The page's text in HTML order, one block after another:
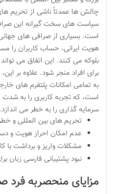
چالش ها عمدتاً ناشی از تحریم
سیاست های سخت گیرانه این
هویت ایرانی، حساب کاربران را
بلوکه می کنند. این اتفاق می
برای افراد منجر شود. علاوه بر
به تمامی امکانات پلتفرم های
است، که تجربه کاربری را به
سرمایه گذاری را به خطر می اندازد.
تحریم های بین المللی و
عدم امکان احراز هویت و
مشکلات واریز و برداشت با
نبود پشتیبانی فارسی زبان
مزایای منحصربه فرد